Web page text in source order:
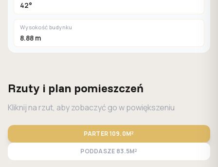
42°
Wysokość budynku
8.88 m
Rzuty i plan pomieszczeń
Kliknij na rzut, aby zobaczyć go w powiększeniu
PARTER109.0M²
PODDASZE 83.5M²